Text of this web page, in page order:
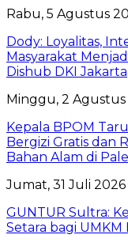
Rabu, 5 Agustus
Dody: Loyalitas,
Masyarakat
Dishub DKI Jakarta
Minggu, 2 Agustus
Kepala BPOM
Bergizi Gratis dan
Bahan Alam di
Jumat, 31 Juli 2026
GUNTUR Sultra:
Setara bagi UMKM